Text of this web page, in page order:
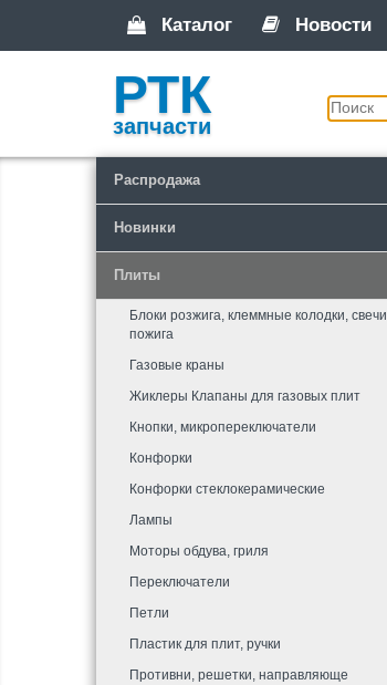
Каталог Новости
РТК
запчасти
Распродажа
Новинки
Плиты
Блоки розжига, клеммные колодки, свечи
пожига
Газовые краны
Жиклеры Клапаны для газовых плит
Кнопки, микропереключатели
Конфорки
Конфорки стеклокерамические
Лампы
Моторы обдува, гриля
Переключатели
Петли
Пластик для плит, ручки
Противни, решетки, направляюще